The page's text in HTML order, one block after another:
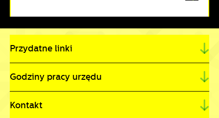
Przydatne linki
Godziny pracy urzędu
Kontakt